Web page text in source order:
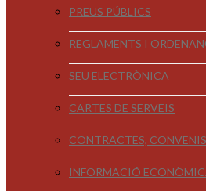
PREUS PÚBLICS
REGLAMENTS I
SEU ELECTRÒNICA
CARTES DE SERVEIS
CONTRACTES,
INFORMACIÓ